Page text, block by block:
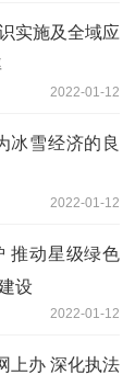
实施及全域应
2022-01-12
冰雪经济的良
2022-01-12
推动星级绿色
设
2022-01-12
上办 深化执法